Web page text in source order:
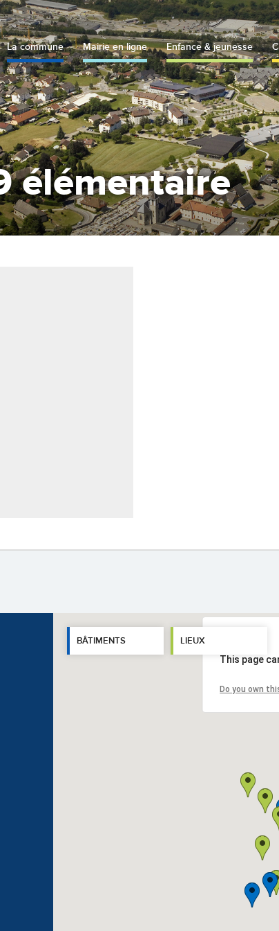
La commune Mairie en ligne Enfance & jeunesse
élémentaire
BÂTIMENTS
LIEUX
This page
Do you own